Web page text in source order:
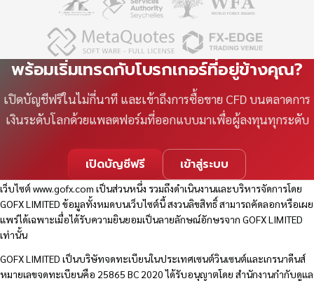
พร้อมเริ่มเทรดกับโบรกเกอร์ที่อยู่ข้างคุณ?
เปิดบัญชีฟรีในไม่กี่นาที และเข้าถึงการซื้อขาย CFD บนตลาดการ
เงินระดับโลกด้วยแพลตฟอร์มที่ออกแบบมาเพื่อผู้ลงทุนทุกระดับ
เปิดบัญชีฟรี เข้าสู่ระบบ
เว็บไซต์www.gofx.com เป็นส่วนหนึ่ง รวมถึงดำเนินงานและบริหารจัดการโดย
GOFX LIMITED ข้อมูลทั้งหมดบนเว็บไซต์นี้ สงวนลิขสิทธิ์ สามารถคัดลอกหรือเผย
แพร่ได้เฉพาะเมื่อได้รับความยินยอมเป็นลายลักษณ์อักษรจาก GOFX LIMITED
เท่านั้น
GOFX LIMITED เป็นบริษัทจดทะเบียนในประเทศเซนต์วินเซนต์และเกรนาดีนส์
หมายเลขจดทะเบียนคือ 25865 BC 2020 ได้รับอนุญาตโดย สำนักงานกำกับดูแล